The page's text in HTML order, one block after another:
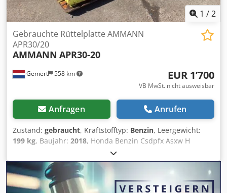
1 /2
Gemert 558 km
Gebrauchte Rüttelplatte AMMANN
APR30/20
AMMANN APR30-20
EUR 1’700
VB MwSt. nicht ausweisbar
Anfragen Anrufen
Zustand: gebraucht, Kraftstofftyp: Benzin, Leergewicht:
199 kg, Baujahr: 2018, Honda Benzin Csdpfx Asxw H
Hvomgsrf Handstart. Gewicht: 199 kg Schlagkraft: 30kn
Plattenbreite: 50cm Vorwärts/Rückwärts Preis: €1.700,-
exkl. MwSt Mehrere auf Lager!!